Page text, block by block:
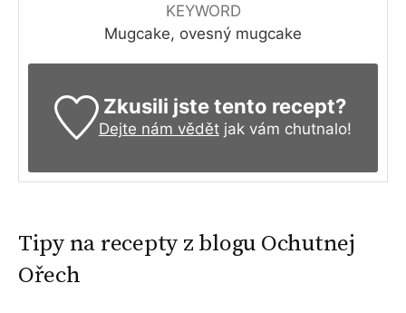
KEYWORD
Mugcake, ovesný mugcake
Zkusili jste tento recept?
Dejte nám vědětjak vám chutnalo!
Tipy na recepty z blogu Ochutnej
Ořech